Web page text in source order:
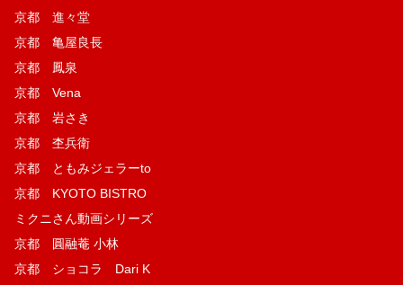
京都 進々堂
京都 亀屋良長
京都 鳳泉
京都 Vena
京都 岩さき
京都 杢兵衛
京都 ともみジェラーto
京都 KYOTO BISTRO
ミクニさん動画シリーズ
京都 圓融菴 小林
京都 ショコラ Dari K